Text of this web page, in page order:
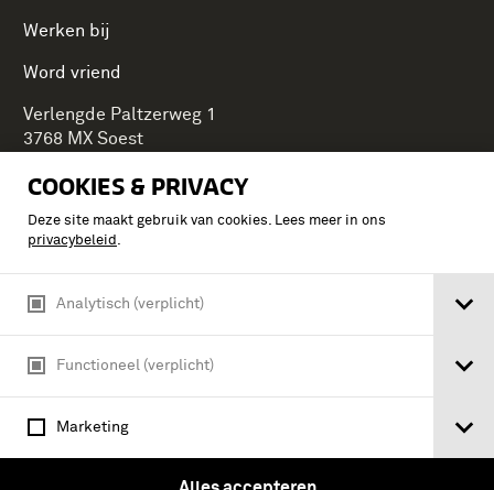
COOKIES & PRIVACY
Deze site maakt gebruik van cookies. Lees meer in ons
privacybeleid .
Analytisch (verplicht)
Functioneel (verplicht)
Marketing
Werken bij
Word vriend
Verlengde Paltzerweg 1
3768 MX Soest
Onderdeel van Stichting Koninklijke Defensiemusea,